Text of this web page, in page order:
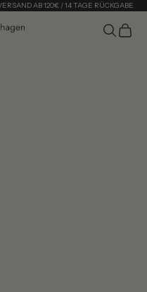
AB 120€ / 14 TAGE RÜCKGABE
Suchen